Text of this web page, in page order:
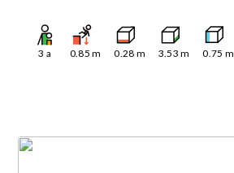
3 a 0.85 m 0.28 m 3.53 m 0.75 m